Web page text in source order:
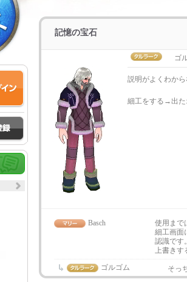
記憶の宝石
ゴ
説明がよくわか
細工をする→出た
Basch
使用まで
細工画面
認識です
上書きす
ゴルゴム
そっ